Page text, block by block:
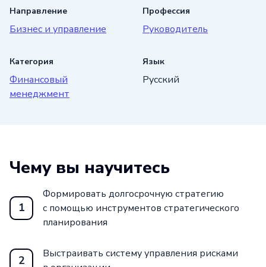
профессионального роста. Станьте
ведущим экспертом в своей отрасли,
Направление
Бизнес и управление
Профессия
Руководитель
Категория
Финансовый
менеджмент
Язык
Русский
Чему вы научитесь
1
Формировать долгосрочную стратегию
с помощью инструментов стратегического
планирования
2
Выстраивать систему управления рисками